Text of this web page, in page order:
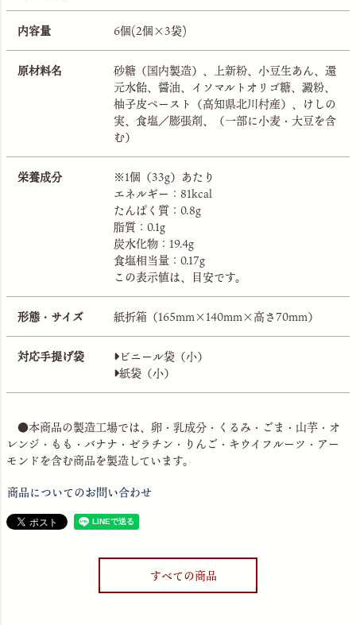
内容量 6個(2個×3袋)
原材料名
砂糖（国内製造）、上新粉、小豆生あん、還
元水飴、醤油、イソマルトオリゴ糖、澱粉、
柚子皮ペースト（高知県北川村産）、けしの
実、食塩／膨張剤、（一部に小麦・大豆を含
む）
栄養成分
※1個（33g）あたり
エネルギー：81kcal
たんぱく質：0.8g
脂質：0.1g
炭水化物：19.4g
食塩相当量：0.17g
この表示値は、目安です。
形態・サイズ 紙折箱（165mm×140mm×高さ70mm）
対応手提げ袋
ビニール袋（小）
紙袋（小）
●本商品の製造工場では、卵・乳成分・くるみ・ごま・山芋・オ
レンジ・もも・バナナ・ゼラチン・りんご・キウイフルーツ・アー
モンドを含む商品を製造しています。
商品についてのお問い合わせ
すべての商品